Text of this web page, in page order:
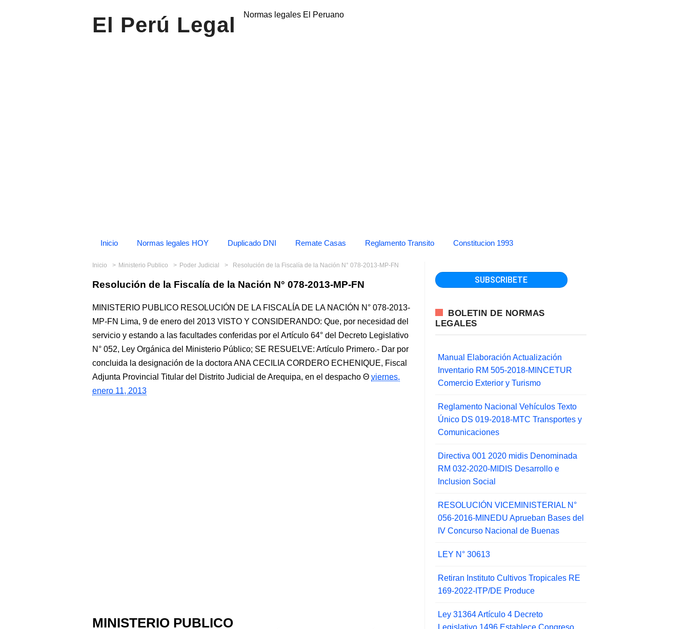
El Perú Legal Normas legales El Peruano
Inicio Normas legales HOY Duplicado DNI Remate Casas Reglamento Transito Constitucion 1993
Inicio Ministerio Publico Poder Judicial Resolución de la Fiscalía de la Nación N° 078-2013-MP-FN
Resolución de la Fiscalía de la Nación N° 078-2013-MP-FN
MINISTERIO PUBLICO RESOLUCIÓN DE LA FISCALÍA DE LA NACIÓN N° 078-2013-
MP-FN Lima, 9 de enero del 2013 VISTO Y CONSIDERANDO: Que, por necesidad del
servicio y estando a las facultades conferidas por el Artículo 64° del Decreto Legislativo
N° 052, Ley Orgánica del Ministerio Público; SE RESUELVE: Artículo Primero.- Dar por
concluida la designación de la doctora ANA CECILIA CORDERO ECHENIQUE, Fiscal
Adjunta Provincial Titular del Distrito Judicial de Arequipa, en el despacho
viernes,
enero 11, 2013
MINISTERIO PUBLICO
BOLETIN DE NORMAS
LEGALES
Manual Elaboración Actualización
Inventario RM 505-2018-MINCETUR
Comercio Exterior y Turismo
Reglamento Nacional Vehículos Texto
Único DS 019-2018-MTC Transportes y
Comunicaciones
Directiva 001 2020 midis Denominada
RM 032-2020-MIDIS Desarrollo e
Inclusion Social
RESOLUCIÓN VICEMINISTERIAL N°
056-2016-MINEDU Aprueban Bases del
IV Concurso Nacional de Buenas
LEY N° 30613
Retiran Instituto Cultivos Tropicales RE
169-2022-ITP/DE Produce
Ley 31364 Artículo 4 Decreto
Legislativo 1496 Establece Congreso